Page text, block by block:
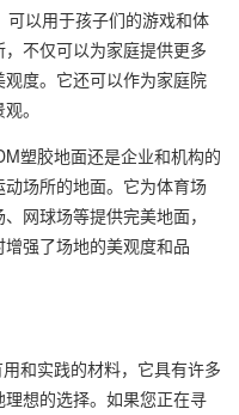
以用于孩子们的游戏和体
不仅可以为家庭提供更多
度。它还可以作为家庭院
。
塑胶地面还是企业和机构的
场所的地面。它为体育场
网球场等提供完美地面，
强了场地的美观度和品
和实践的材料，它具有许多
想的选择。如果您正在寻